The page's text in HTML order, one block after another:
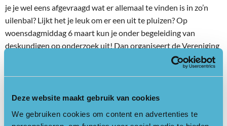
Deze website maakt gebruik van cookies
We gebruiken cookies om content en advertenties te
je je wel eens afgevraagd wat er allemaal te vinden is in zo’n
uilenbal? Lijkt het je leuk om er een uit te pluizen? Op
woensdagmiddag 6 maart kun je onder begeleiding van
deskundigen op onderzoek uit! Dan organiseert de Vereniging
voor Dorp en Natuur een kinderactiviteit met als thema
Braakballen pluizen. Kinderen van 6-12 jaar zijn welkom om
Broekhuizerlaan in Leersum. Voor braakballen,
Om vijf uur kunnen ze daar weer worden opgehaald. De